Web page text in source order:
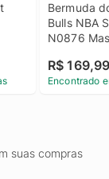
Bermuda
Bulls NBA
N0876
R$
Encontrado
suas compras